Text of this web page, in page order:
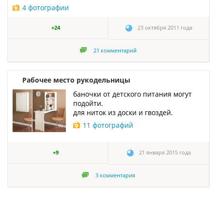
4 фотографии
+24 23 октября 2011 года
21 комментарий
Рабочее место рукодельницы
баночки от детского питания могут
подойти.
для ниток из доски и гвоздей.
11 фотографий
+9 21 января 2015 года
3 комментария